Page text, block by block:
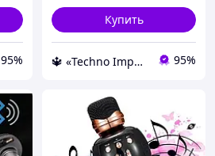
95%
Купить
🔱 «Techno Imperia» Компетентность! Качество товара! Быстрая отправка! ✅ 95%